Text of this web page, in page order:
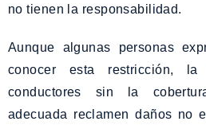
no tienen la responsabilidad.
Aunque algunas personas
conocer esta restricción,
conductores sin la
adecuada reclamen daños no